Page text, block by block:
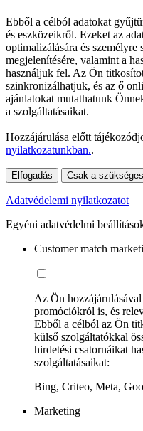
Ebből a célból adatokat
és eszközeikről. Ezeket az
optimalizálására és személyre
megjelenítésére, valamint a
használjuk fel. Az Ön
szinkronizálhatjuk, és az ő
ajánlatokat mutathatunk
a szolgáltatásaikat.
Hozzájárulása előtt
nyilatkozatunkban..
Elfogadás Csak a szükséges
Adatvédelemi nyilatkozatot
Egyéni adatvédelmi
Customer match
Az Ön
promóciókról is, és
Ebből a célból az Ön
külső szolgáltatókkal
hirdetési csatornáikat
szolgáltatásaikat:
Bing, Criteo, Meta,
Marketing